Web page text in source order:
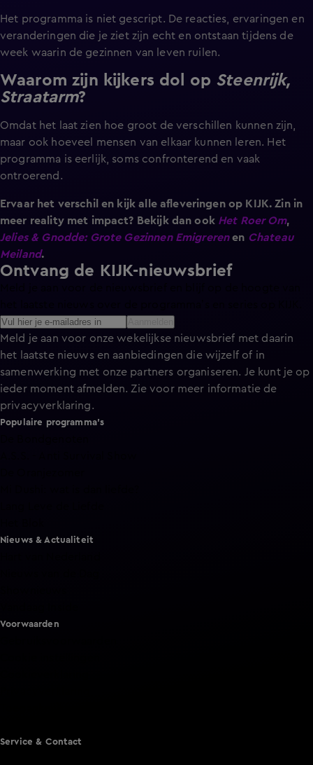
Het programma is niet gescript. De reacties, ervaringen en
veranderingen die je ziet zijn echt en ontstaan tijdens de
week waarin de gezinnen van leven ruilen.
Waarom zijn kijkers dol op Steenrijk,
Straatarm?
Omdat het laat zien hoe groot de verschillen kunnen zijn,
maar ook hoeveel mensen van elkaar kunnen leren. Het
programma is eerlijk, soms confronterend en vaak
ontroerend.
Ervaar het verschil en kijk alle afleveringen op KIJK. Zin in
meer reality met impact? Bekijk dan ook Het Roer Om,
Jelies & Gnodde: Grote Gezinnen Emigrerenen Chateau
Meiland.
Ontvang de KIJK-nieuwsbrief
Meld je aan voor onze wekelijkse nieuwsbrief met daarin
het laatste nieuws en aanbiedingen die wijzelf of in
samenwerking met onze partners organiseren. Je kunt je op
ieder moment afmelden. Zie voor meer informatie de
privacyverklaring.
Populaire programma's
Nieuws & Actualiteit
Voorwaarden
Service & Contact